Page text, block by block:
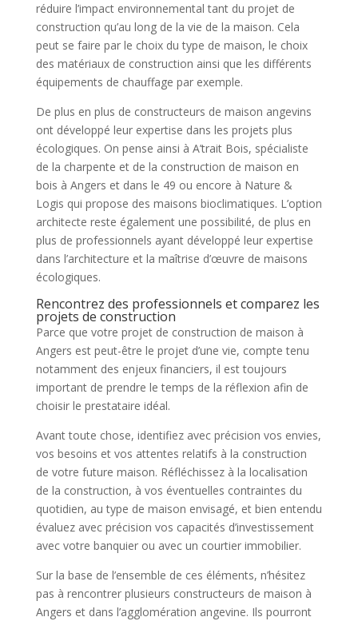
réduire l’impact environnemental tant du projet de
construction qu’au long de la vie de la maison. Cela
peut se faire par le choix du type de maison, le choix
des matériaux de construction ainsi que les différents
équipements de chauffage par exemple.
De plus en plus de constructeurs de maison angevins
ont développé leur expertise dans les projets plus
écologiques. On pense ainsi à A’trait Bois, spécialiste
de la charpente et de la construction de maison en
bois à Angers et dans le 49 ou encore à Nature &
Logis qui propose des maisons bioclimatiques. L’option
architecte reste également une possibilité, de plus en
plus de professionnels ayant développé leur expertise
dans l’architecture et la maîtrise d’œuvre de maisons
écologiques.
Rencontrez des professionnels et comparez les
projets de construction
Parce que votre projet de construction de maison à
Angers est peut-être le projet d’une vie, compte tenu
notamment des enjeux financiers, il est toujours
important de prendre le temps de la réflexion afin de
choisir le prestataire idéal.
Avant toute chose, identifiez avec précision vos envies,
vos besoins et vos attentes relatifs à la construction
de votre future maison. Réfléchissez à la localisation
de la construction, à vos éventuelles contraintes du
quotidien, au type de maison envisagé, et bien entendu
évaluez avec précision vos capacités d’investissement
avec votre banquier ou avec un courtier immobilier.
Sur la base de l’ensemble de ces éléments, n’hésitez
pas à rencontrer plusieurs constructeurs de maison à
Angers et dans l’agglomération angevine. Ils pourront